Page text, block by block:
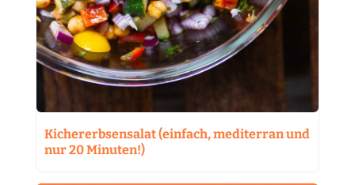
Kichererbsensalat (einfach, mediterran und
nur 20 Minuten!)